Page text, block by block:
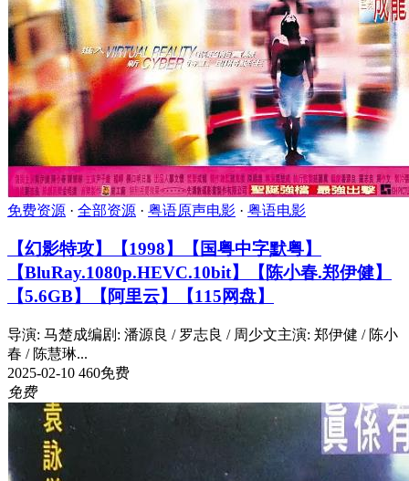
免费资源 · 全部资源 · 粤语原声电影 · 粤语电影
【幻影特攻】【1998】【国粤中字默粤】
【BluRay.1080p.HEVC.10bit】【陈小春.郑伊健】
【5.6GB】【阿里云】【115网盘】
导演: 马楚成编剧: 潘源良 / 罗志良 / 周少文主演: 郑伊健 / 陈小
春 / 陈慧琳...
2025-02-10 460免费
免费